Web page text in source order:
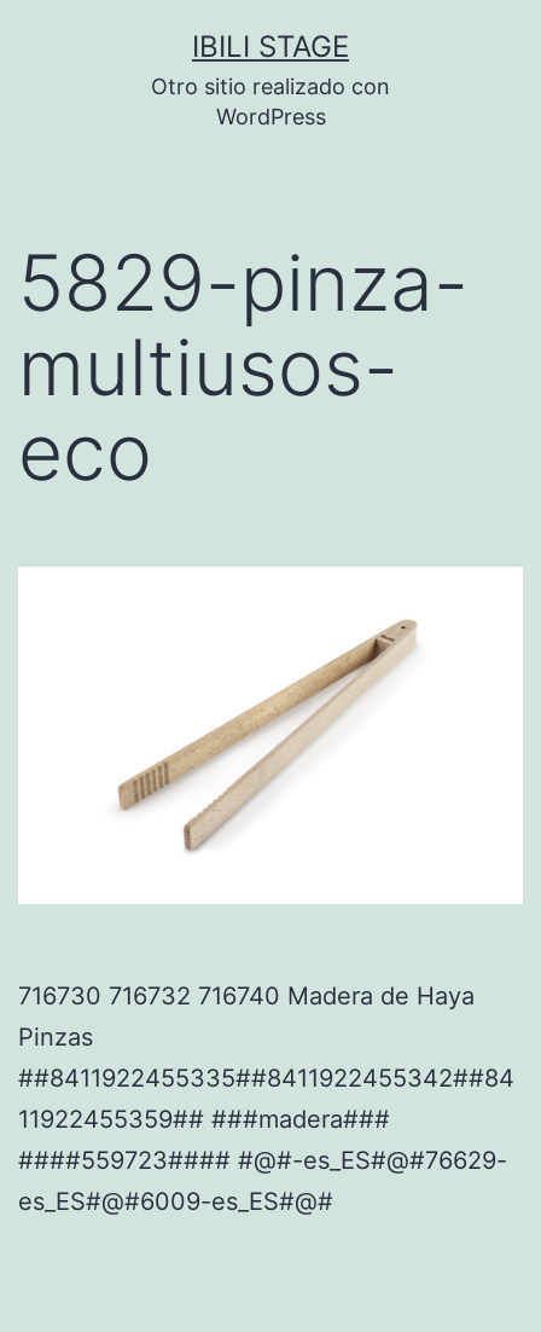
IBILI STAGE
Otro sitio realizado con
WordPress
5829-pinza-
multiusos-
eco
716730 716732 716740 Madera de Haya
Pinzas
##8411922455335##8411922455342##84
11922455359## ###madera###
####559723#### #@#-es_ES#@#76629-
es_ES#@#6009-es_ES#@#